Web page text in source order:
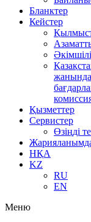
Бланктер
Кейстер
Қызметтер
Сервистер
Өзіңді
НҚА
KZ
RU
EN
Меню